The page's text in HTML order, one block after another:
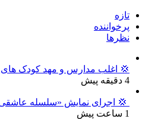
تازه
پرخواننده
نظرها
💢 اغلب مدارس و مهد کودک های
4 دقیقه پیش
💢 اجرای نمایش «سلسله
1 ساعت پیش